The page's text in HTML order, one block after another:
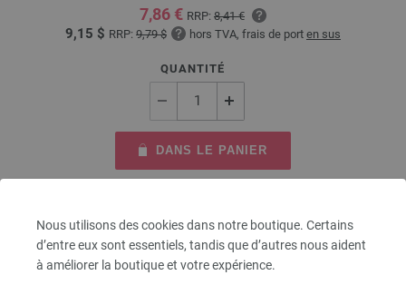
Nous utilisons des cookies dans notre boutique. Certains
d’entre eux sont essentiels, tandis que d’autres nous aident
à améliorer la boutique et votre expérience.
7,86 € RRP: 8,41 €
9,15 $ RRP: 9,79 $ hors TVA, frais de port en sus
QUANTITÉ
DANS LE PANIER